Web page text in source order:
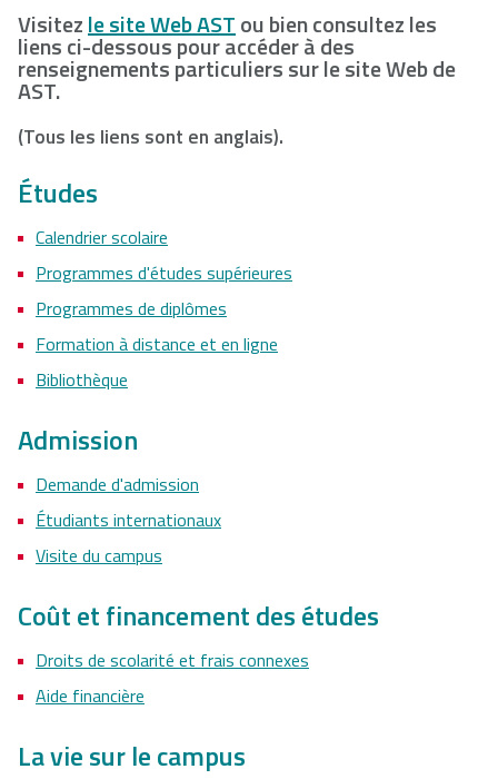
Visitezle site Web ASTou bien consultez les
liens ci-dessous pour accéder à des
renseignements particuliers sur le site Web de
AST.
(Tous les liens sont en anglais).
Études
Calendrier scolaire
Programmes d'études supérieures
Programmes de diplômes
Formation à distance et en ligne
Bibliothèque
Admission
Demande d'admission
Étudiants internationaux
Visite du campus
Coût et financement des études
Droits de scolarité et frais connexes
Aide financière
La vie sur le campus